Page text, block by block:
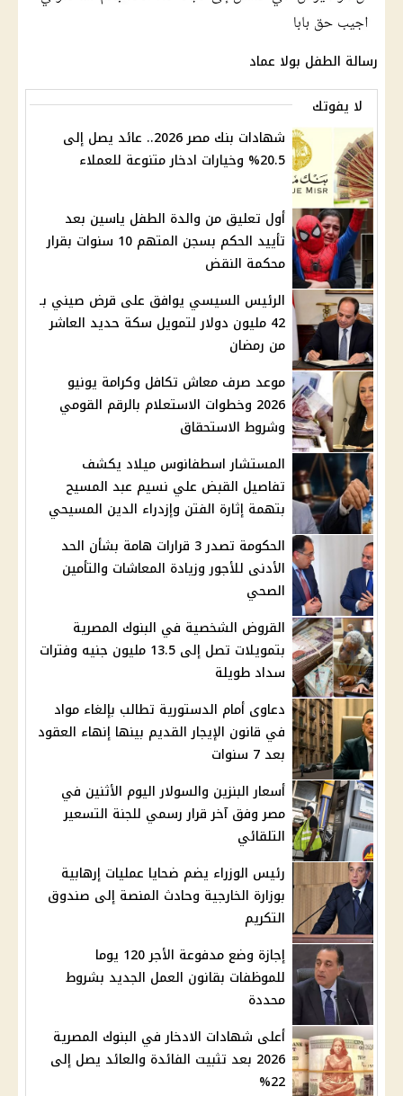
رسالة الطفل بولا عماد
لا يفوتك
شهادات بنك مصر 2026.. عائد يصل إلى
20.5% وخيارات ادخار متنوعة للعملاء
أول تعليق من والدة الطفل ياسين بعد
تأييد الحكم بسجن المتهم 10 سنوات بقرار
محكمة النقض
الرئيس السيسي يوافق على قرض صيني بـ
42 مليون دولار لتمويل سكة حديد العاشر
من رمضان
موعد صرف معاش تكافل وكرامة يونيو
2026 وخطوات الاستعلام بالرقم القومي
وشروط الاستحقاق
المستشار اسطفانوس ميلاد يكشف
تفاصيل القبض علي نسيم عبد المسيح
بتهمة إثارة الفتن وإزدراء الدين المسيحي
الحكومة تصدر 3 قرارات هامة بشأن الحد
الأدنى للأجور وزيادة المعاشات والتأمين
الصحي
القروض الشخصية في البنوك المصرية
بتمويلات تصل إلى 13.5 مليون جنيه وفترات
سداد طويلة
دعاوى أمام الدستورية تطالب بإلغاء مواد
في قانون الإيجار القديم بينها إنهاء العقود
بعد 7 سنوات
أسعار البنزين والسولار اليوم الأثنين في
مصر وفق آخر قرار رسمي للجنة التسعير
التلقائي
رئيس الوزراء يضم ضحايا عمليات إرهابية
بوزارة الخارجية وحادث المنصة إلى صندوق
التكريم
إجازة وضع مدفوعة الأجر 120 يوما
للموظفات بقانون العمل الجديد بشروط
محددة
أعلى شهادات الادخار في البنوك المصرية
2026 بعد تثبيت الفائدة والعائد يصل إلى
22%